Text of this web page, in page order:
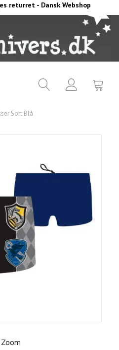
returret - Dansk Webshop
Sort Blå
Zoom